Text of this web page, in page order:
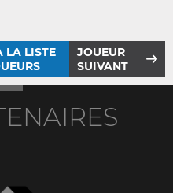
LA LISTE
JOUEUR
SUIVANT